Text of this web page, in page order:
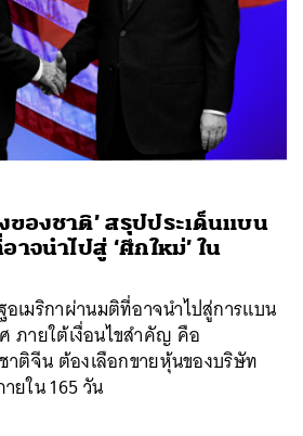
องชาติ’ สรุปประเด็นแบน
จนำไปสู่ ‘ศึกใหม่’ ใน
เมริกาผ่านมติที่อาจนำไปสู่การแบน
ภายใต้เงื่อนไขสำคัญ คือ
ติจีน ต้องเลือกขายหุ้นของบริษัท
ยใน 165 วัน